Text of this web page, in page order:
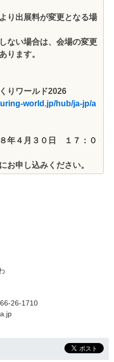
出展料が変更となる場
い場合は、会場の変更
ります。
りワールド2026
world.jp/hub/ja-jp/a
年４月３０日 １７：０
申し込みください。​
26-1710